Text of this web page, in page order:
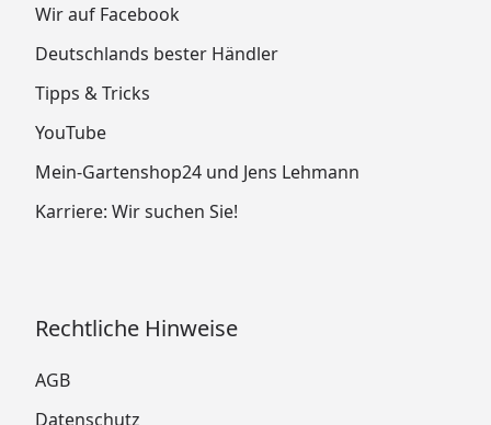
Wir auf Facebook
Deutschlands bester Händler
Tipps & Tricks
YouTube
Mein-Gartenshop24 und Jens Lehmann
Karriere: Wir suchen Sie!
Rechtliche Hinweise
AGB
Datenschutz